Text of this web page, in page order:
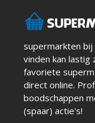
supermarkten
vinden kan lastig
favoriete
direct online.
boodschappen
(spaar) actie's!